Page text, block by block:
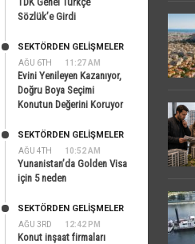
Sözlük’e Girdi
AĞU 6TH 11:27 AM
SEKTÖRDEN GELIŞMELER
Evini Yenileyen Kazanıyor,
Doğru Boya Seçimi
Konutun Değerini Koruyor
AĞU 4TH 10:52 AM
SEKTÖRDEN GELIŞMELER
Yunanistan’da Golden Visa
için 5 neden
AĞU 3RD 12:42 PM
SEKTÖRDEN GELIŞMELER
Konut inşaat firmaları